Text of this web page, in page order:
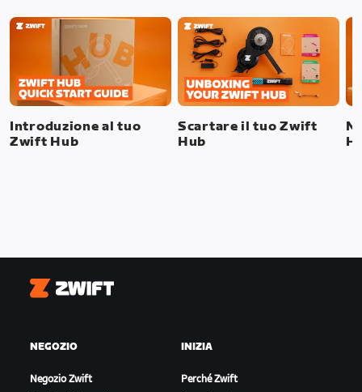
Introduzione al tuo
Zwift Hub
Scartare il tuo Zwift
Hub
Zwift
NEGOZIO
Negozio Zwift
INIZIA
Perché Zwift